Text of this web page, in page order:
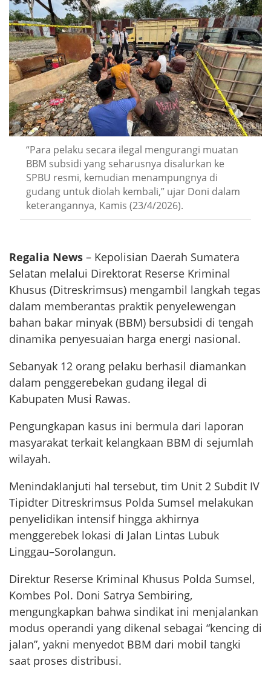
“Para pelaku secara ilegal mengurangi muatan
BBM subsidi yang seharusnya disalurkan ke
SPBU resmi, kemudian menampungnya di
gudang untuk diolah kembali,” ujar Doni dalam
keterangannya, Kamis (23/4/2026).
Regalia News – Kepolisian Daerah Sumatera
Selatan melalui Direktorat Reserse Kriminal
Khusus (Ditreskrimsus) mengambil langkah tegas
dalam memberantas praktik penyelewengan
bahan bakar minyak (BBM) bersubsidi di tengah
dinamika penyesuaian harga energi nasional.
Sebanyak 12 orang pelaku berhasil diamankan
dalam penggerebekan gudang ilegal di
Kabupaten Musi Rawas.
Pengungkapan kasus ini bermula dari laporan
masyarakat terkait kelangkaan BBM di sejumlah
wilayah.
Menindaklanjuti hal tersebut, tim Unit 2 Subdit IV
Tipidter Ditreskrimsus Polda Sumsel melakukan
penyelidikan intensif hingga akhirnya
menggerebek lokasi di Jalan Lintas Lubuk
Linggau–Sorolangun.
Direktur Reserse Kriminal Khusus Polda Sumsel,
Kombes Pol. Doni Satrya Sembiring,
mengungkapkan bahwa sindikat ini menjalankan
modus operandi yang dikenal sebagai “kencing di
jalan”, yakni menyedot BBM dari mobil tangki
saat proses distribusi.